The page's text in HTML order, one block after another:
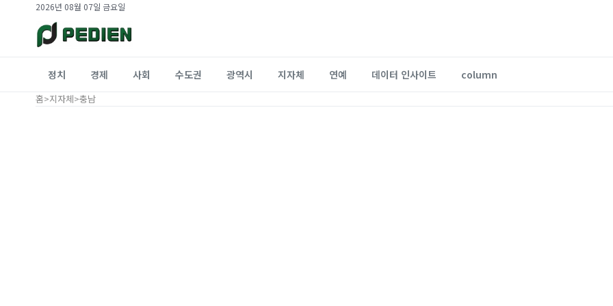
2026년 08월 07일 금요일
정치 경제 사회 수도권 광역시 지자체 연예 데이터 인사이트 column
홈>지자체>충남